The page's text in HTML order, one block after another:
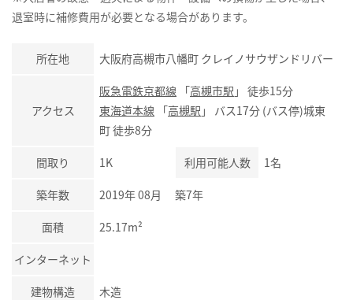
退室時に補修費用が必要となる場合があります。
所在地 大阪府高槻市八幡町 クレイノサウザンドリバー
アクセス
阪急電鉄京都線 「高槻市駅 」 徒歩15分
東海道本線 「高槻駅 」 バス17分 (バス停)城東
町 徒歩8分
間取り 1K 利用可能人数 1名
築年数 2019年 08月 築7年
面積 25.17m²
インターネット
建物構造 木造